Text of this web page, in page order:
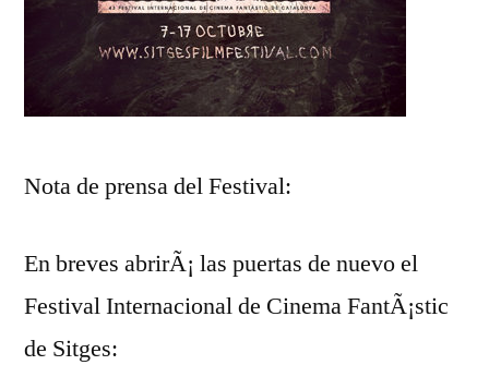
Nota de prensa del Festival:
En breves abrirÃ¡ las puertas de nuevo el
Festival Internacional de Cinema FantÃ¡stic
de Sitges: